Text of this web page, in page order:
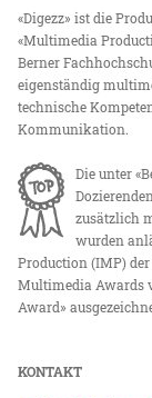
«Digezz» ist die
«Multimedia
Berner
eigenständig
technische
Kommunikation.
Die unter
zusätzlich
wurden
Production (IMP)
Multimedia Awards
Award»
KONTAKT